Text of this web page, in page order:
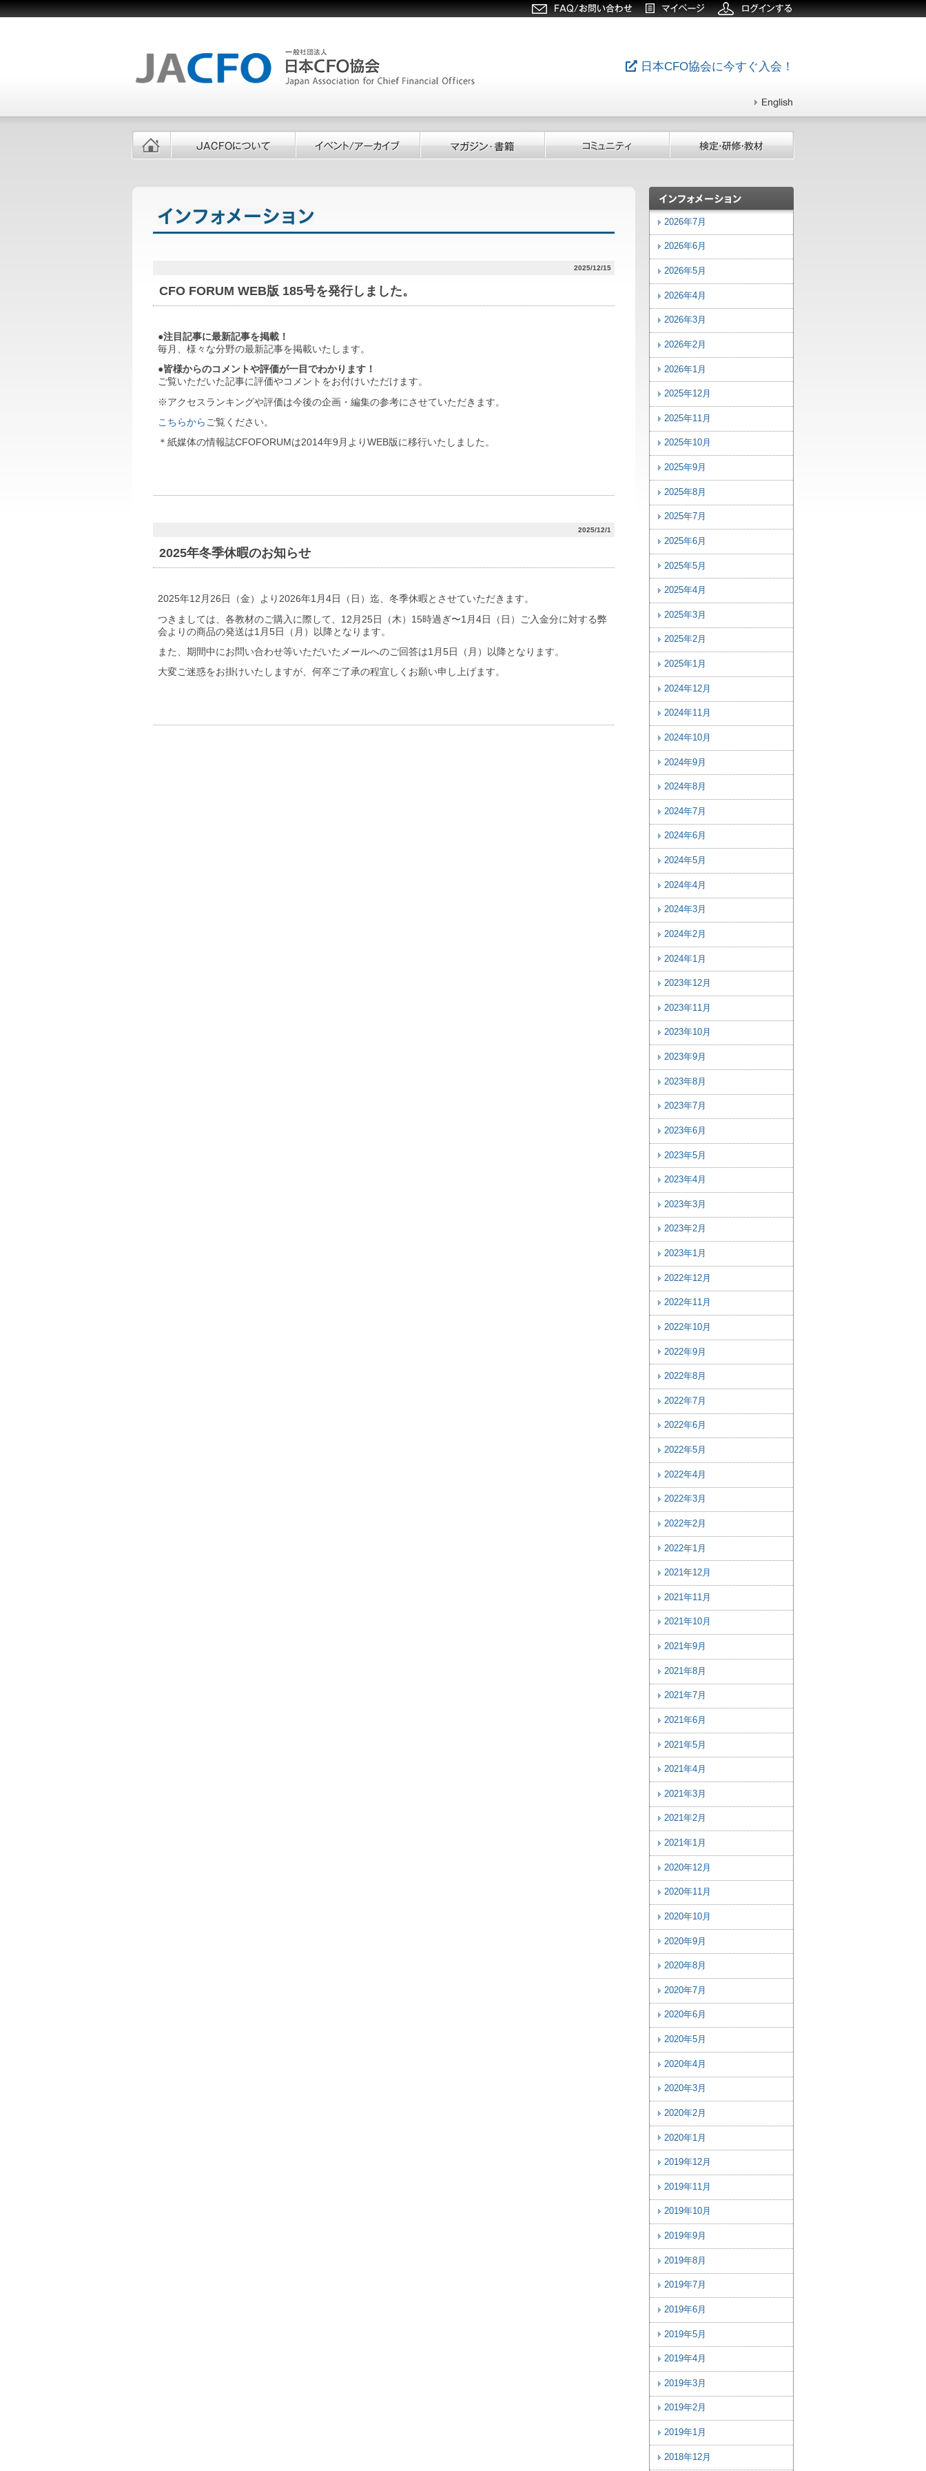
日本CFO協会に今すぐ入会！
2025/12/15
CFO FORUM WEB版 185号を発行しました。
●注目記事に最新記事を掲載！
毎月、様々な分野の最新記事を掲載いたします。
●皆様からのコメントや評価が一目でわかります！
ご覧いただいた記事に評価やコメントをお付けいただけます。
※アクセスランキングや評価は今後の企画・編集の参考にさせていただきます。
こちらから ご覧ください。
＊紙媒体の情報誌CFOFORUMは2014年9月よりWEB版に移行いたしました。
2025/12/1
2025年冬季休暇のお知らせ
2025年12月26日（金）より2026年1月4日（日）迄、冬季休暇とさせていただきます。
つきましては、各教材のご購入に際して、12月25日（木）15時過ぎ〜1月4日（日）ご入金分に対する弊
会よりの商品の発送は1月5日（月）以降となります。
また、期間中にお問い合わせ等いただいたメールへのご回答は1月5日（月）以降となります。
大変ご迷惑をお掛けいたしますが、何卒ご了承の程宜しくお願い申し上げます。
2026年7月
2026年6月
2026年5月
2026年4月
2026年3月
2026年2月
2026年1月
2025年12月
2025年11月
2025年10月
2025年9月
2025年8月
2025年7月
2025年6月
2025年5月
2025年4月
2025年3月
2025年2月
2025年1月
2024年12月
2024年11月
2024年10月
2024年9月
2024年8月
2024年7月
2024年6月
2024年5月
2024年4月
2024年3月
2024年2月
2024年1月
2023年12月
2023年11月
2023年10月
2023年9月
2023年8月
2023年7月
2023年6月
2023年5月
2023年4月
2023年3月
2023年2月
2023年1月
2022年12月
2022年11月
2022年10月
2022年9月
2022年8月
2022年7月
2022年6月
2022年5月
2022年4月
2022年3月
2022年2月
2022年1月
2021年12月
2021年11月
2021年10月
2021年9月
2021年8月
2021年7月
2021年6月
2021年5月
2021年4月
2021年3月
2021年2月
2021年1月
2020年12月
2020年11月
2020年10月
2020年9月
2020年8月
2020年7月
2020年6月
2020年5月
2020年4月
2020年3月
2020年2月
2020年1月
2019年12月
2019年11月
2019年10月
2019年9月
2019年8月
2019年7月
2019年6月
2019年5月
2019年4月
2019年3月
2019年2月
2019年1月
2018年12月